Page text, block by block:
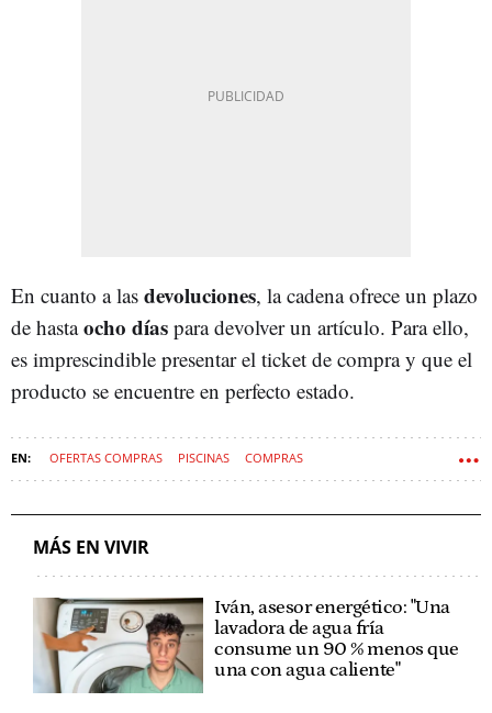
En cuanto a las devoluciones, la cadena ofrece un plazo
de hastaocho días para devolver un artículo. Para ello,
es imprescindible presentar el ticket de compra y que el
producto se encuentre en perfecto estado.
OFERTAS COMPRAS PISCINAS COMPRAS
MÁS EN VIVIR
Iván, asesor energético: "Una
lavadora de agua fría
consume un 90 % menos que
una con agua caliente"